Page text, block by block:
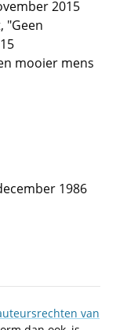
2015
"Geen
mooier mens
1986
van